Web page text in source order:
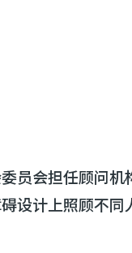
员会担任顾问
设计上照顾不